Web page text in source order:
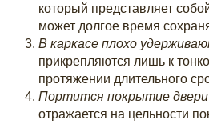
который представляет
может долгое время
В каркасе плохо
прикрепляются лишь к
протяжении длительного
Портится покрытие двери
отражается на цельности